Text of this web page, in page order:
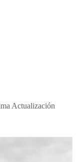
Actualización